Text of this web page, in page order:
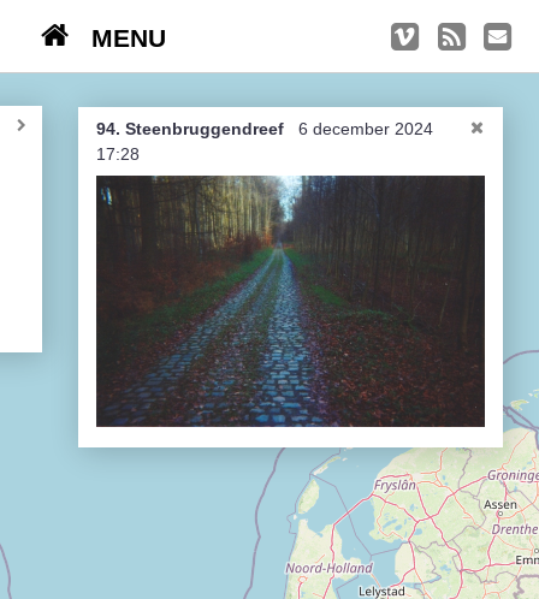
MENU
Kasseien
België / Duitsland / Nederland
Hoogtepunten
Soeperlange tocht
Afleveringen
Bounding Boxes
Ambiance, ambiance, ambiance
94. Steenbruggendreef
6 december 2024
17:28